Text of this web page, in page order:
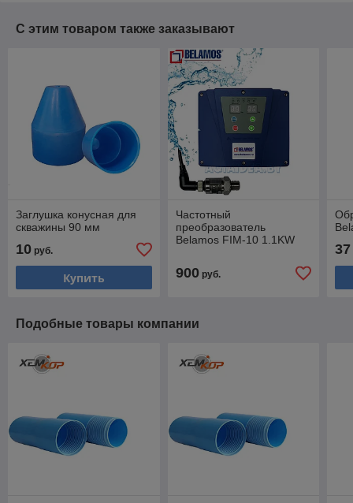
С этим товаром также заказывают
Заглушка конусная для
скважины 90 мм
10 руб.
Купить
Частотный
преобразователь
Belamos FIM-10 1.1KW
900руб.
37
Подобные товары компании